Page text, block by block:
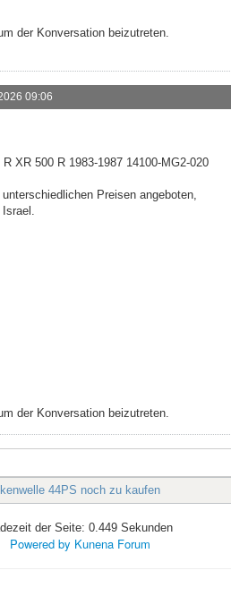
der Konversation beizutreten.
09:06
XR 500 R 1983-1987 14100-MG2-020
Preisen angeboten,
der Konversation beizutreten.
44PS noch zu kaufen
der Seite: 0.449 Sekunden
Powered by Kunena Forum